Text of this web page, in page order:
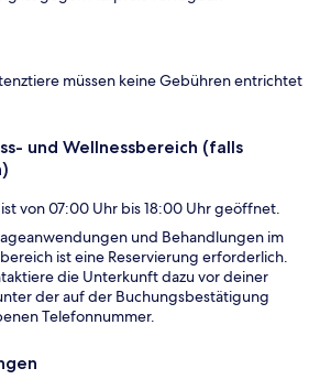
müssen keine Gebühren entrichtet
und Wellnessbereich (falls
von 07:00 Uhr bis 18:00 Uhr geöffnet.
und Behandlungen im
ist eine Reservierung erforderlich.
die Unterkunft dazu vor deiner
der auf der Buchungsbestätigung
Telefonnummer.